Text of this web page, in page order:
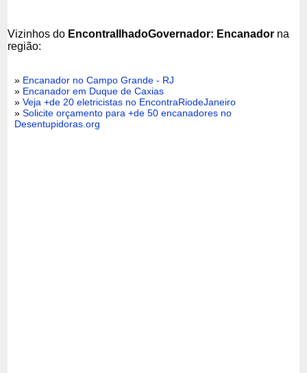
Vizinhos do EncontraIlhadoGovernador: Encanador na
região:
» Encanador no Campo Grande - RJ
» Encanador em Duque de Caxias
»Veja +de 20 eletricistas no EncontraRiodeJaneiro
»Solicite orçamento para +de 50 encanadores no
Desentupidoras.org